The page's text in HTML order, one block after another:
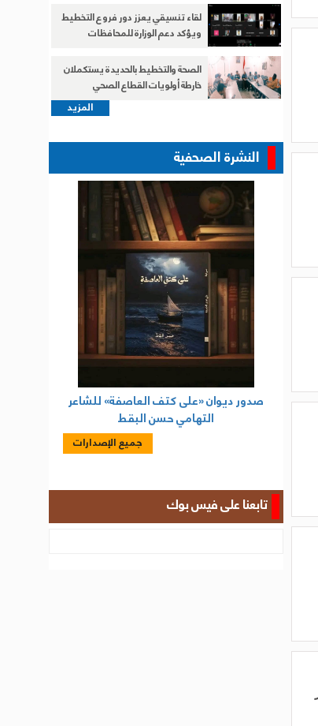
لقاء تنسيقي يعزز دور فروع التخطيط
ويؤكد دعم الوزارة للمحافظات
الصحة والتخطيط بالحديدة يستكملان
خارطة أولويات القطاع الصحي
المزيد
النشرة الصحفية
صدور ديوان «على كتف العاصفة» للشاعر
التهامي حسن البقط
جميع الإصدارات
تابعنا على فيس بوك